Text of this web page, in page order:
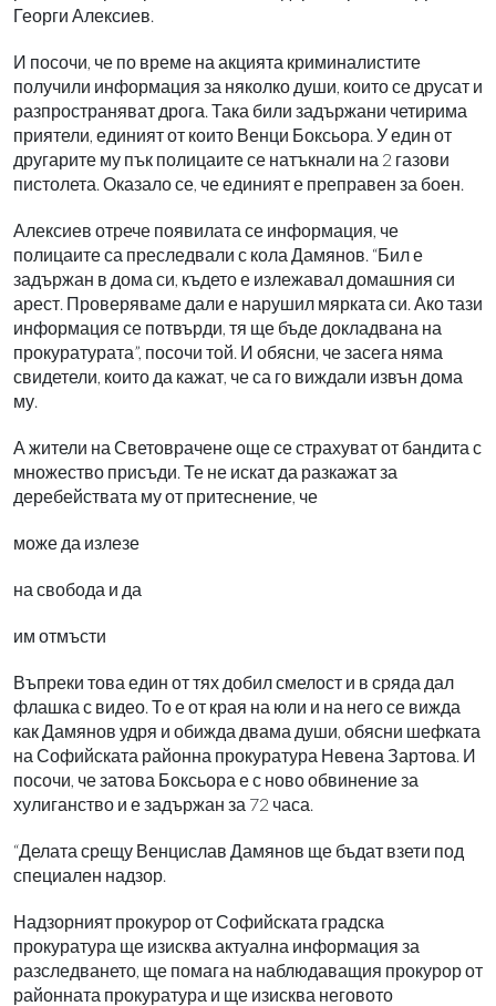
Георги Алексиев.
И посочи, че по време на акцията криминалистите
получили информация за няколко души, които се друсат и
разпространяват дрога. Така били задържани четирима
приятели, единият от които Венци Боксьора. У един от
другарите му пък полицаите се натъкнали на 2 газови
пистолета. Оказало се, че единият е преправен за боен.
Алексиев отрече появилата се информация, че
полицаите са преследвали с кола Дамянов. “Бил е
задържан в дома си, където е излежавал домашния си
арест. Проверяваме дали е нарушил мярката си. Ако тази
информация се потвърди, тя ще бъде докладвана на
прокуратурата”, посочи той. И обясни, че засега няма
свидетели, които да кажат, че са го виждали извън дома
му.
А жители на Световрачене още се страхуват от бандита с
множество присъди. Те не искат да разкажат за
деребействата му от притеснение, че
може да излезе
на свобода и да
им отмъсти
Въпреки това един от тях добил смелост и в сряда дал
флашка с видео. То е от края на юли и на него се вижда
как Дамянов удря и обижда двама души, обясни шефката
на Софийската районна прокуратура Невена Зартова. И
посочи, че затова Боксьора е с ново обвинение за
хулиганство и е задържан за 72 часа.
“Делата срещу Венцислав Дамянов ще бъдат взети под
специален надзор.
Надзорният прокурор от Софийската градска
прокуратура ще изисква актуална информация за
разследването, ще помага на наблюдаващия прокурор от
районната прокуратура и ще изисква неговото